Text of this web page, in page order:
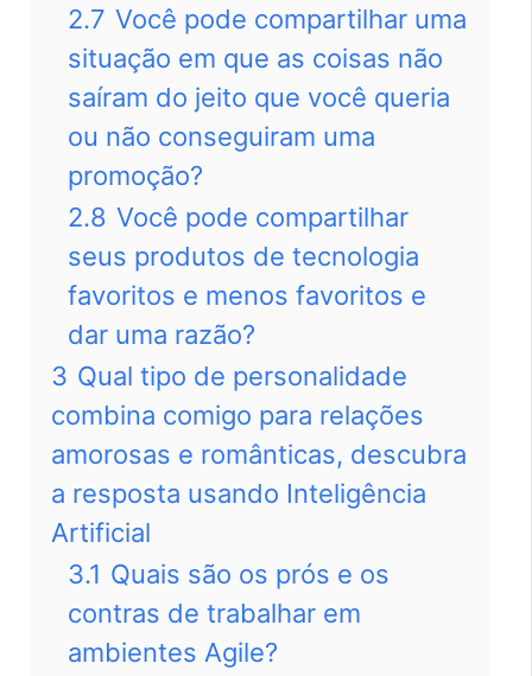
2.7 Você pode compartilhar uma
situação em que as coisas não
saíram do jeito que você queria
ou não conseguiram uma
promoção?
2.8 Você pode compartilhar
seus produtos de tecnologia
favoritos e menos favoritos e
dar uma razão?
3 Qual tipo de personalidade
combina comigo para relações
amorosas e românticas, descubra
a resposta usando Inteligência
Artificial
3.1 Quais são os prós e os
contras de trabalhar em
ambientes Agile?